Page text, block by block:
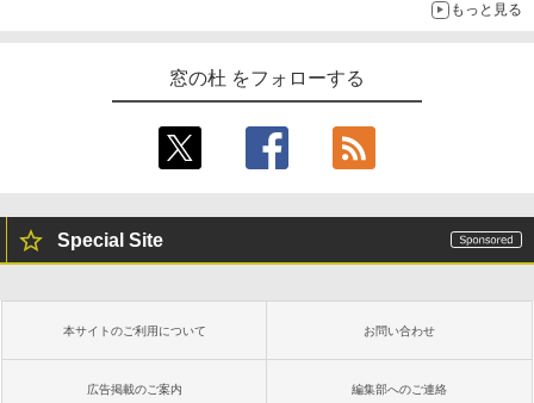
もっと見る
窓の杜 をフォローする
Special Site
本サイトのご利用について お問い合わせ
広告掲載のご案内 編集部へのご連絡